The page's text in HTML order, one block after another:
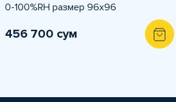
0-100%RH размер 96x96
456 700 сум